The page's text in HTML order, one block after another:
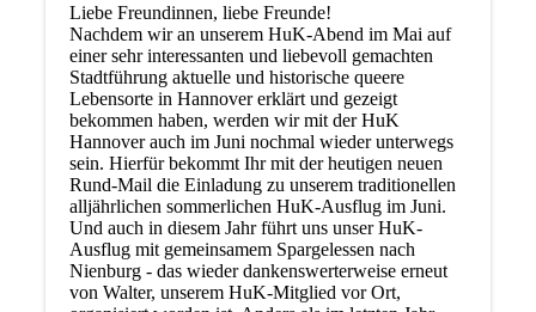
Liebe Freundinnen, liebe Freunde!
Nachdem wir an unserem HuK-Abend im Mai auf
einer sehr interessanten und liebevoll gemachten
Stadtführung aktuelle und historische queere
Lebensorte in Hannover erklärt und gezeigt
bekommen haben, werden wir mit der HuK
Hannover auch im Juni nochmal wieder unterwegs
sein. Hierfür bekommt Ihr mit der heutigen neuen
Rund-Mail die Einladung zu unserem traditionellen
alljährlichen sommerlichen HuK-Ausflug im Juni.
Und auch in diesem Jahr führt uns unser HuK-
Ausflug mit gemeinsamem Spargelessen nach
Nienburg - das wieder dankenswerterweise erneut
von Walter, unserem HuK-Mitglied vor Ort,